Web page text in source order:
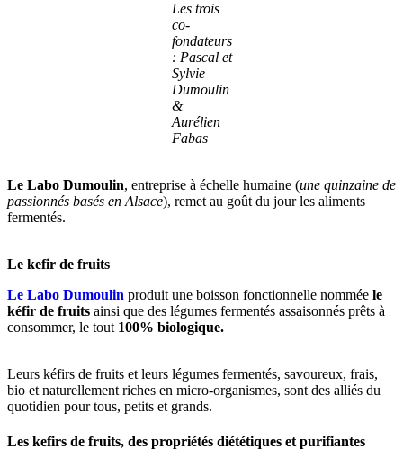
Les trois
co-
fondateurs
: Pascal et
Sylvie
Dumoulin
&
Aurélien
Fabas
Le Labo Dumoulin, entreprise à échelle humaine (une quinzaine de
passionnés basés en Alsace), remet au goût du jour les aliments
fermentés.
Le kefir de fruits
Le Labo Dumoulin produit une boisson fonctionnelle nommée le
kéfir de fruits ainsi que des légumes fermentés assaisonnés prêts à
consommer, le tout 100% biologique.
Leurs kéfirs de fruits et leurs légumes fermentés, savoureux, frais,
bio et naturellement riches en micro-organismes, sont des alliés du
quotidien pour tous, petits et grands.
Les kefirs de fruits, des propriétés diététiques et purifiantes